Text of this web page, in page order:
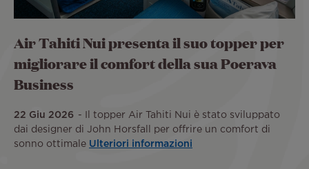
Air Tahiti Nui presenta il suo topper per
migliorare il comfort della sua Poerava
Business
22 Giu 2026
Il topper Air Tahiti Nui è stato sviluppato
dai designer di John Horsfall per offrire un comfort di
sonno ottimale Ulteriori informazioni